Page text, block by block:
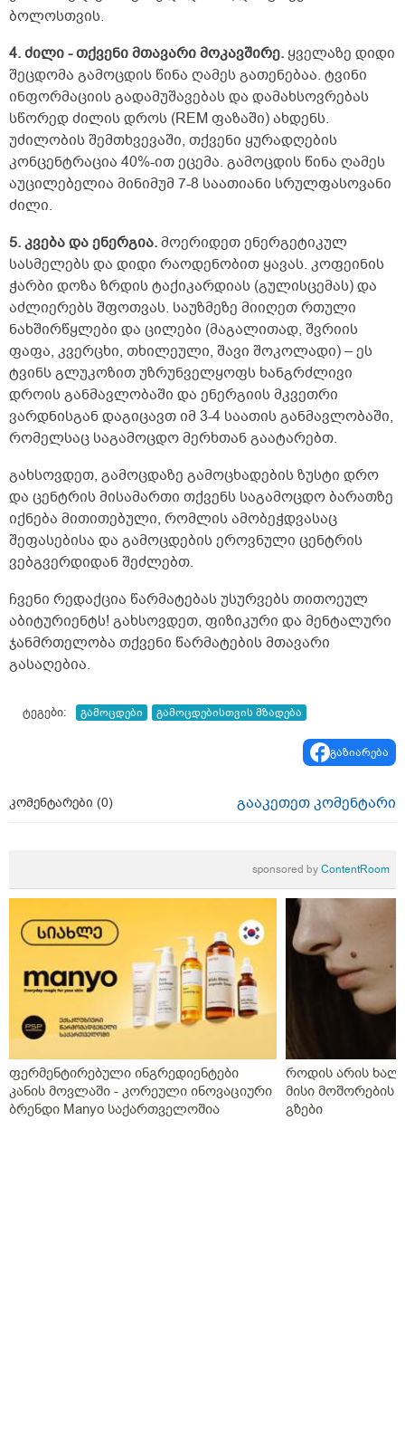
ვასრულებ საკმაოდ რთულ გონებრივ
ბავშვობიდანაც, ახლაც ძლიერი მადა მაქვს,
დიდი რაოდენობით საჭმელს ვჭამ, ჯანსაღ
საჭმელებს, რა თქმა უნდა. საჭმელს დღეში
სამჯერ, იშვიათად ოთხჯერ ვჭამ და
ზოგიერთს თუ რაღაც საჭმელი ერთი თეფში
ჰყოფნის, მე იმავე საჭმელს ორ თეფშს ვჭამ
ხოლმე დიდი სიამოვნებით. ხილიც და
ბოსტნეულიც ძალიან მიყვარს, ხილის
ჩირებიც; ერთ ჭამაზე ნებისმიერ ცოცხალ
ხილს 1 კილოს მაინც ვჭამ, დღის
მეტი ნებისმიერი ხილი შევჭამო. ერთ ჭამაზე
10 საშუალო ბანანიც მიჭამია, 12 საშუალო
ატამი, 10 საშუალო ფორთოხალი...
ბოსტნეულსაც საკმაოდ ბევრს ვჭამ.
მონელების პრობლემა საერთოდ არ
მაწუხებს. მაინტერესებს, ასეთი ძლიერი მადა
ჩემს შემთხვევაში კარგის ნიშანია თუ არა?
ამდენი ხილის მირთმევა
ჯანმრთელობისთვის სასარგებლოა თუ არა?
მე თავს ძალიან კარგად ვგრძნობ, ძალიან
ენერგიულადაც. თქვენი აზრი მაინტერესებს.
</p>
ბოლოსთვის.
4. ძილი - თქვენი მთავარი მოკავშირე.ყველაზე დიდი
შეცდომა გამოცდის წინა ღამეს გათენებაა. ტვინი
ინფორმაციის გადამუშავებას და დამახსოვრებას
სწორედ ძილის დროს (REM ფაზაში) ახდენს.
უძილობის შემთხვევაში, თქვენი ყურადღების
კონცენტრაცია 40%-ით ეცემა. გამოცდის წინა ღამეს
აუცილებელია მინიმუმ 7-8 საათიანი სრულფასოვანი
ძილი.
5. კვება და ენერგია.მოერიდეთ ენერგეტიკულ
სასმელებს და დიდი რაოდენობით ყავას. კოფეინის
ჭარბი დოზა ზრდის ტაქიკარდიას (გულისცემას) და
აძლიერებს შფოთვას. საუზმეზე მიიღეთ რთული
ნახშირწყლები და ცილები (მაგალითად, შვრიის
ფაფა, კვერცხი, თხილეული, შავი შოკოლადი) – ეს
ტვინს გლუკოზით უზრუნველყოფს ხანგრძლივი
დროის განმავლობაში და ენერგიის მკვეთრი
ვარდნისგან დაგიცავთ იმ 3-4 საათის განმავლობაში,
რომელსაც საგამოცდო მერხთან გაატარებთ.
გახსოვდეთ, გამოცდაზე გამოცხადების ზუსტი დრო
და ცენტრის მისამართი თქვენს საგამოცდო ბარათზე
იქნება მითითებული, რომლის ამობეჭდვასაც
შეფასებისა და გამოცდების ეროვნული ცენტრის
ვებგვერდიდან შეძლებთ.
ჩვენი რედაქცია წარმატებას უსურვებს თითოეულ
აბიტურიენტს! გახსოვდეთ, ფიზიკური და მენტალური
ჯანმრთელობა თქვენი წარმატების მთავარი
გასაღებია.
ტეგები: გამოცდები გამოცდებისთვის მზადება
გაზიარება
კომენტარები (0) გააკეთეთ კომენტარი
sponsored byContentRoom
ფერმენტირებული ინგრედიენტები
კანის მოვლაში - კორეული ინოვაციური
ბრენდი Manyo საქართველოშია
როდის არის
მისი მოშორების
გზები